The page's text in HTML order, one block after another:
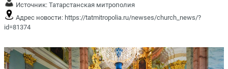
Источник: Татарстанская митрополия
Адрес новости: https://tatmitropolia.ru/newses/church_news/?
id=81374